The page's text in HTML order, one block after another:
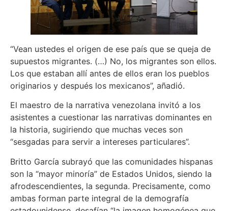
“Vean ustedes el origen de ese país que se queja de
supuestos migrantes. (…) No, los migrantes son ellos.
Los que estaban allí antes de ellos eran los pueblos
originarios y después los mexicanos”, añadió.
El maestro de la narrativa venezolana invitó a los
asistentes a cuestionar las narrativas dominantes en
la historia, sugiriendo que muchas veces son
“sesgadas para servir a intereses particulares”.
Britto García subrayó que las comunidades hispanas
son la “mayor minoría” de Estados Unidos, siendo la
afrodescendientes, la segunda. Precisamente, como
ambas forman parte integral de la demografía